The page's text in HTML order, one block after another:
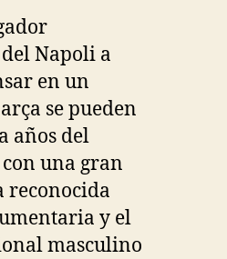
Napoli a
en un
se pueden
años del
una gran
reconocida
y el
masculino